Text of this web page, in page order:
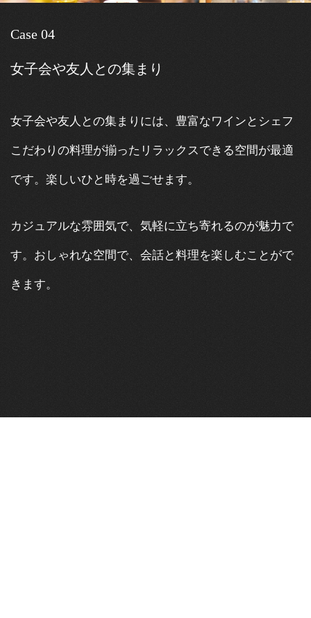
Case 04
女子会や友人との集まり
女子会や友人との集まりには、豊富なワインとシェフ
こだわりの料理が揃ったリラックスできる空間が最適
です。楽しいひと時を過ごせます。
カジュアルな雰囲気で、気軽に立ち寄れるのが魅力で
す。おしゃれな空間で、会話と料理を楽しむことがで
きます。